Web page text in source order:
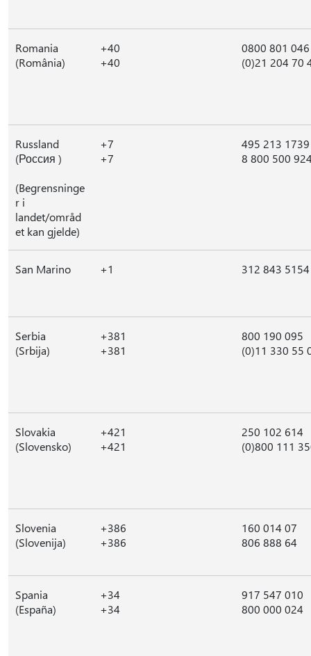
Romania
(România)
+40
+40
0800 801 046
(0)21 204 70
Russland
(Россия )
(Begrensninge
r i
landet/områd
et kan gjelde)
+7
+7
495 213 1739
8 800 500
San Marino +1 312 843 5154
Serbia
(Srbija)
+381
+381
800 190 095
(0)11 330 55
Slovakia
(Slovensko)
+421
+421
250 102 614
(0)800 111
Slovenia
(Slovenija)
+386
+386
160 014 07
806 888 64
Spania
(España)
+34
+34
917 547 010
800 000 024